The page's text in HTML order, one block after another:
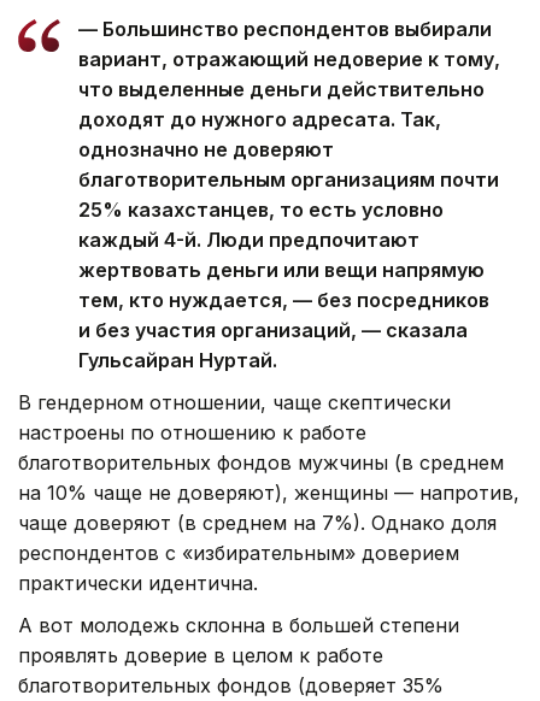
— Большинство респондентов выбирали
вариант, отражающий недоверие к тому,
что выделенные деньги действительно
доходят до нужного адресата. Так,
однозначно не доверяют
благотворительным организациям почти
25% казахстанцев, то есть условно
каждый 4-й. Люди предпочитают
жертвовать деньги или вещи напрямую
тем, кто нуждается, — без посредников
и без участия организаций, — сказала
Гульсайран Нуртай.
В гендерном отношении, чаще скептически
настроены по отношению к работе
благотворительных фондов мужчины (в среднем
на 10% чаще не доверяют), женщины — напротив,
чаще доверяют (в среднем на 7%). Однако доля
респондентов с «избирательным» доверием
практически идентична.
А вот молодежь склонна в большей степени
проявлять доверие в целом к работе
благотворительных фондов (доверяет 35%